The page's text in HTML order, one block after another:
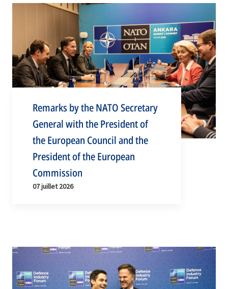
Remarks by the NATO Secretary
General with the President of
the European Council and the
President of the European
Commission
07 juillet 2026